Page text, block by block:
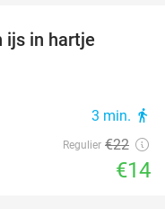
ijs in hartje
3 min. directions_walk
Regulier €22
€14